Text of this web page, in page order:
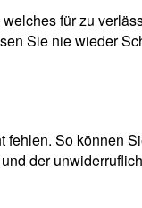
für zu
Sie nie wieder
fehlen. So können
der